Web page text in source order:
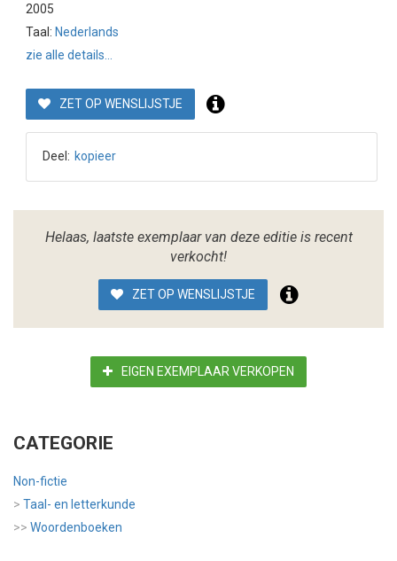
2005
Taal: Nederlands
zie alle details...
ZET OP WENSLIJSTJE
Deel: kopieer
Helaas, laatste exemplaar van deze editie is recent
verkocht!
ZET OP WENSLIJSTJE
EIGEN EXEMPLAAR VERKOPEN
CATEGORIE
Non-fictie
> Taal- en letterkunde
>> Woordenboeken